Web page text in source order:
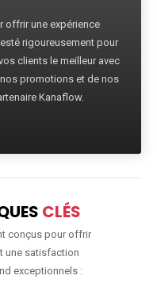
offrir une expérience
rigoureusement pour
clients le meilleur avec
promotions et de nos
Kanaflow.
CLÉS
conçus pour offrir
une satisfaction
exceptionnels :